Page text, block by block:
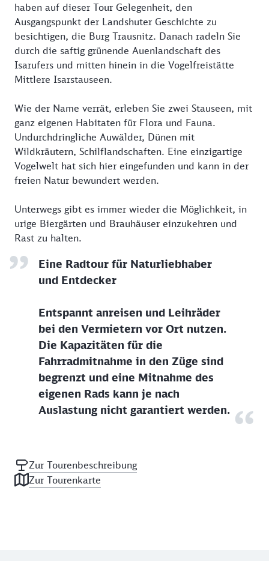
haben auf dieser Tour Gelegenheit, den
Ausgangspunkt der Landshuter Geschichte zu
besichtigen, die Burg Trausnitz. Danach radeln Sie
durch die saftig grünende Auenlandschaft des
Isarufers und mitten hinein in die Vogelfreistätte
Mittlere Isarstauseen.
Wie der Name verrät, erleben Sie zwei Stauseen, mit
ganz eigenen Habitaten für Flora und Fauna.
Undurchdringliche Auwälder, Dünen mit
Wildkräutern, Schilflandschaften. Eine einzigartige
Vogelwelt hat sich hier eingefunden und kann in der
freien Natur bewundert werden.
Unterwegs gibt es immer wieder die Möglichkeit, in
urige Biergärten und Brauhäuser einzukehren und
Rast zu halten.
Eine Radtour für Naturliebhaber
und Entdecker
Entspannt anreisen und Leihräder
bei den Vermietern vor Ort nutzen.
Die Kapazitäten für die
Fahrradmitnahme in den Züge sind
begrenzt und eine Mitnahme des
eigenen Rads kann je nach
Auslastung nicht garantiert werden.
Zur Tourenbeschreibung
Zur Tourenkarte